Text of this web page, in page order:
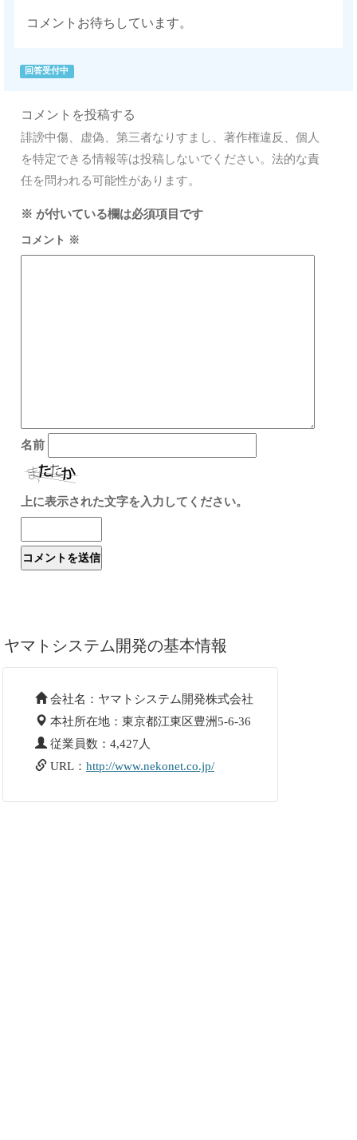
コメントお待ちしています。
回答受付中
コメントを投稿する
誹謗中傷、虚偽、第三者なりすまし、著作権違反、個人
を特定できる情報等は投稿しないでください。法的な責
任を問われる可能性があります。
※ が付いている欄は必須項目です
コメント ※
名前
上に表示された文字を入力してください。
ヤマトシステム開発の基本情報
会社名：ヤマトシステム開発株式会社
本社所在地：東京都江東区豊洲5-6-36
従業員数：4,427人
URL： http://www.nekonet.co.jp/